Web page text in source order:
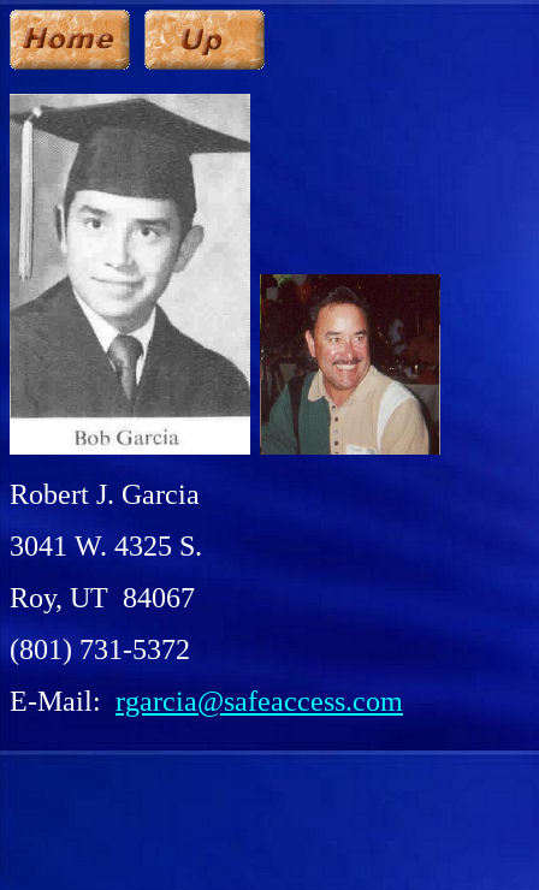
Robert J. Garcia
3041 W. 4325 S.
Roy, UT 84067
(801) 731-5372
E-Mail: rgarcia@safeaccess.com